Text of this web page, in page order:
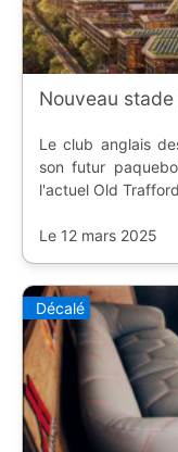
Nouveau
Le club anglais
son futur
l'actuel Old
Le 12 mars 2025
Décalé